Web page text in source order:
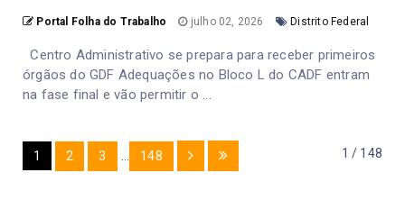
Portal Folha do Trabalho julho 02, 2026 Distrito Federal
Centro Administrativo se prepara para receber primeiros
órgãos do GDF Adequações no Bloco L do CADF entram
na fase final e vão permitir o ...
1 / 148
1 2 3 148